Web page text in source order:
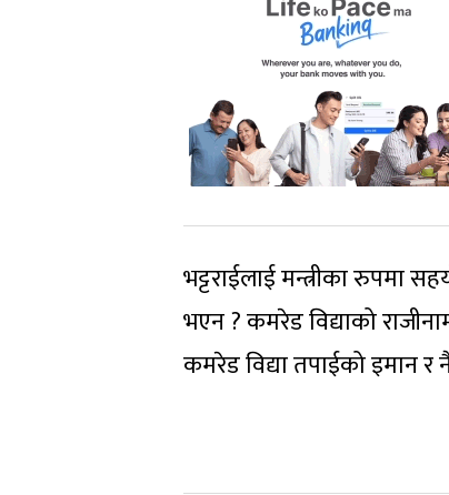
भट्टराईलाई मन्त्रीका रुपमा
भएन ? कमरेड विद्याको
कमरेड विद्या तपाईको इमान